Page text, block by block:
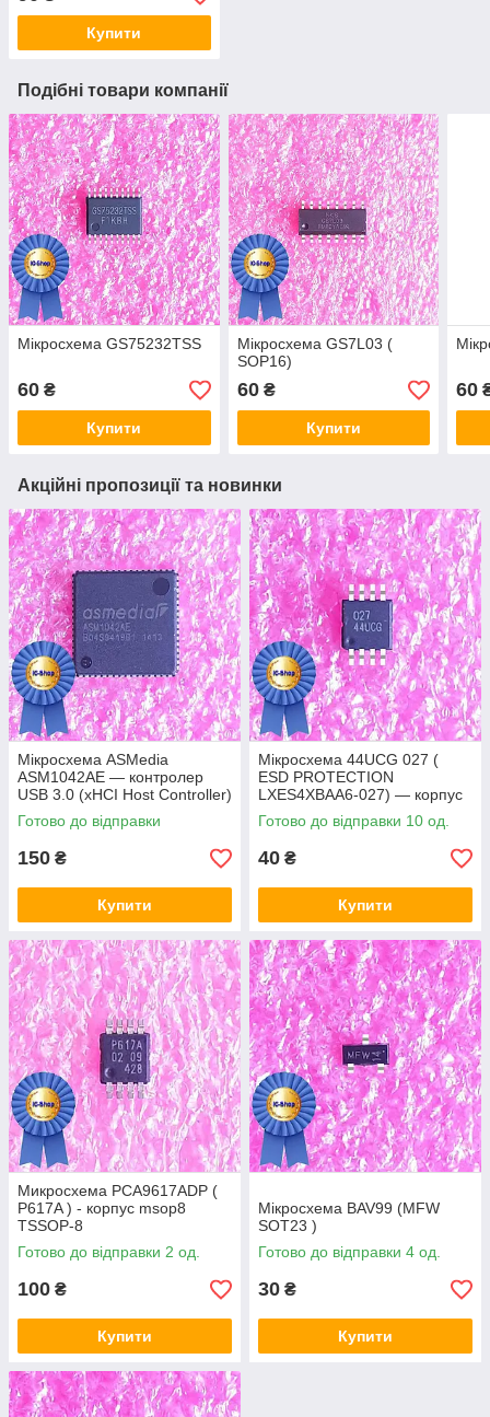
Купити
Подібні товари компанії
Мікросхема GS75232TSS
60 ₴
Купити
Мікросхема GS7L03 (
SOP16)
60₴
Купити
60
Акційні пропозиції та новинки
Мікросхема ASMedia
ASM1042AE — контролер
USB 3.0 (xHCI Host Controller)
Готово до відправки
150 ₴
Купити
Мікросхема 44UCG 027 (
ESD PROTECTION
LXES4XBAA6-027) — корпус
msop8
Готово до відправки 10 од.
40 ₴
Купити
Микросхема PCA9617ADP (
P617A ) - корпус msop8
TSSOP-8
Готово до відправки 2 од.
100 ₴
Купити
Мікросхема BAV99 (MFW
SOT23 )
Готово до відправки 4 од.
30 ₴
Купити